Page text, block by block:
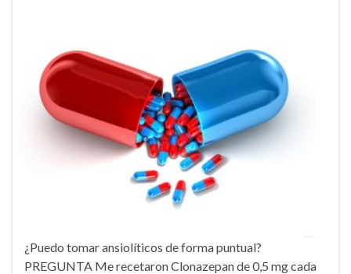
¿Puedo tomar ansiolíticos de forma puntual?
PREGUNTA Me recetaron Clonazepan de 0,5 mg cada